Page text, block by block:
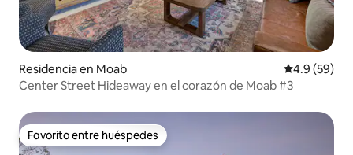
Residencia en Moab Calificación
4.9 (59)
Center Street Hideaway en el corazón de Moab #3
Favorito entre huéspedes
Favorito entre huéspedes